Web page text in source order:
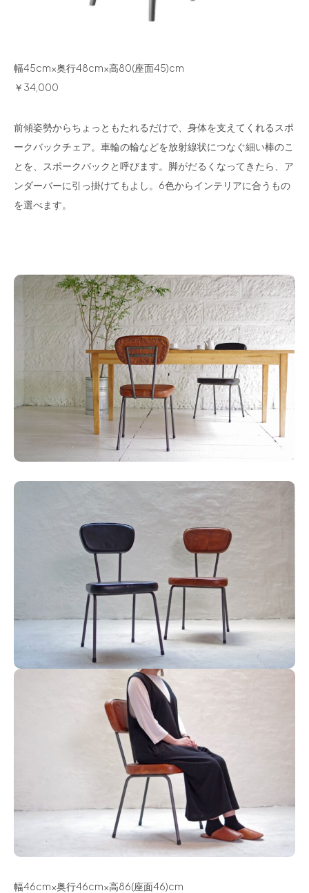
幅45cm×奥行48cm×高80(座面45)cm
￥34,000
前傾姿勢からちょっともたれるだけで、身体を支えてくれるスポ
ークバックチェア。車輪の輪などを放射線状につなぐ細い棒のこ
とを、スポークバックと呼びます。脚がだるくなってきたら、ア
ンダーバーに引っ掛けてもよし。6色からインテリアに合うもの
を選べます。
幅46cm×奥行46cm×高86(座面46)cm